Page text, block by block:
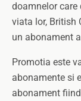
doamnelor
viata lor, British
un abonament
Promotia este
abonamente si
abonament